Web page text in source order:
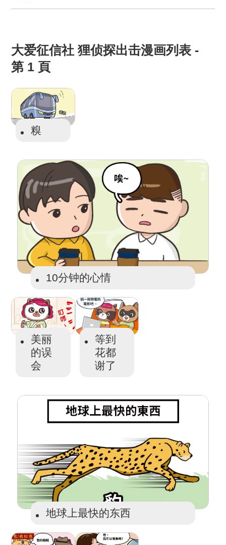
大爱征信社 狸侦探出击漫画列表 -
第 1 頁
糗
10分钟的心情
美丽
的误
会
等到
花都
谢了
地球上最快的东西